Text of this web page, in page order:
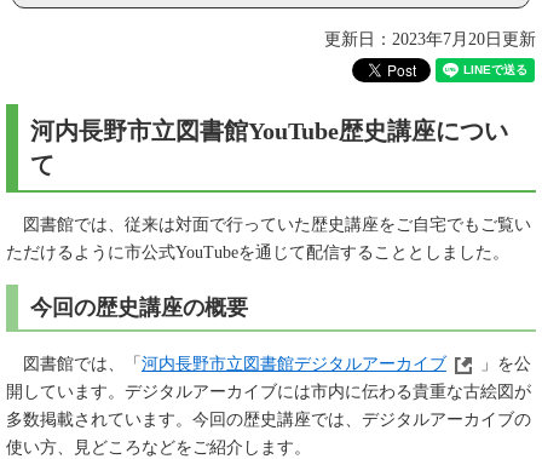
更新日：2023年7月20日更新
河内長野市立図書館YouTube歴史講座につい
て
図書館では、従来は対面で行っていた歴史講座をご自宅でもご覧い
ただけるように市公式YouTubeを通じて配信することとしました。
今回の歴史講座の概要
図書館では、「 河内長野市立図書館デジタルアーカイブ
」を公
開しています。デジタルアーカイブには市内に伝わる貴重な古絵図が
多数掲載されています。今回の歴史講座では、デジタルアーカイブの
使い方、見どころなどをご紹介します。